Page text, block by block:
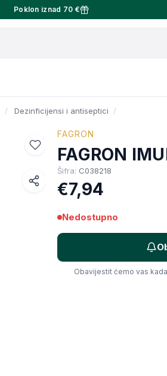
Poklon iznad 70 €
Dezinficijensi i antiseptici
FAGRON
FAGRON
Šifra: C038218
€7,94
Nedostupno
Obavijestit ćemo vas